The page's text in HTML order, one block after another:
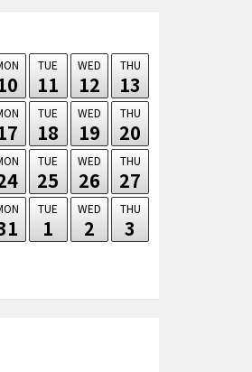
TUE
11
WED
12
THU
13
TUE
18
WED
19
THU
20
TUE
25
WED
26
THU
27
TUE
1
WED
2
THU
3